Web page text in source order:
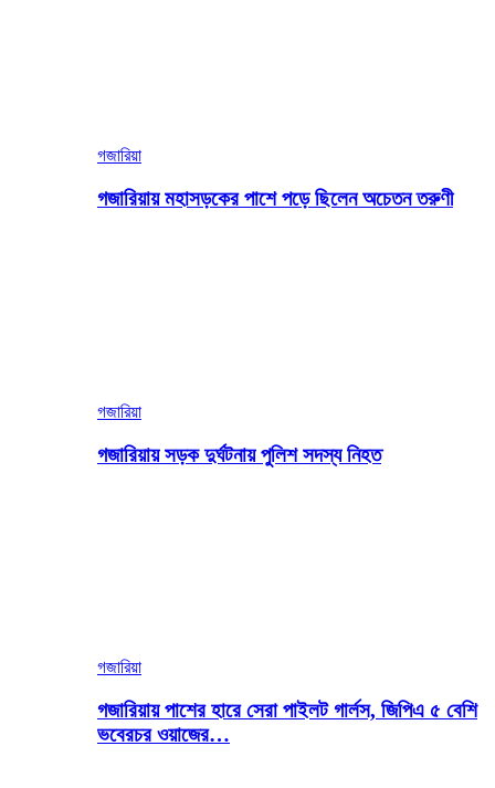
গজারিয়া
গজারিয়ায় মহাসড়কের পাশে পড়ে ছিলেন অচেতন তরুণী
গজারিয়া
গজারিয়ায় সড়ক দুর্ঘটনায় পুলিশ সদস্য নিহত
গজারিয়া
গজারিয়ায় পাশের হারে সেরা পাইলট গার্লস, জিপিএ ৫ বেশি
ভবেরচর ওয়াজের…